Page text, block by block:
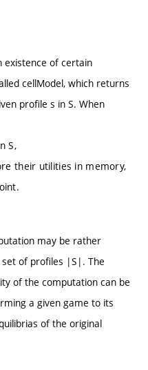
existence of certain
cellModel, which returns
profile s in S. When
S,
their utilities in memory,
may be rather
of profiles |S|. The
of the computation can be
a given game to its
of the original